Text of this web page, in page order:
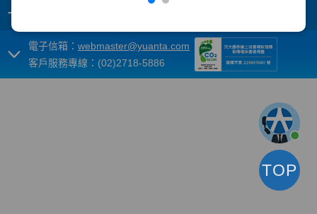
+
電子信箱： webmaster@yuanta.com
客戶服務專線：(02)2718-5886
TOP